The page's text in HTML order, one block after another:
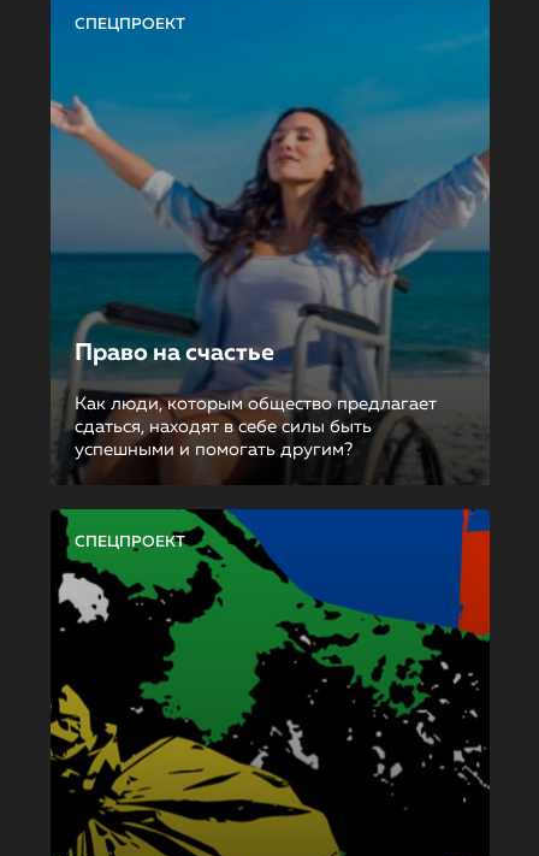
СПЕЦПРОЕКТ
Право на счастье
Как люди, которым общество предлагает
сдаться, находят в себе силы быть
успешными и помогать другим?
СПЕЦПРОЕКТ